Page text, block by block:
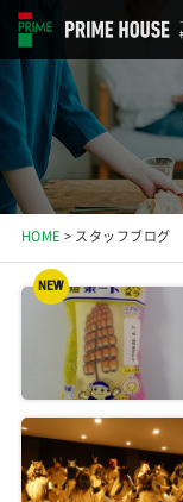
HOME スタッフブログ
NEW